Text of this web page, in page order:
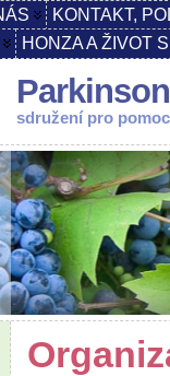
KONTAKT,
HONZA A ŽIVOT
sdružení pro